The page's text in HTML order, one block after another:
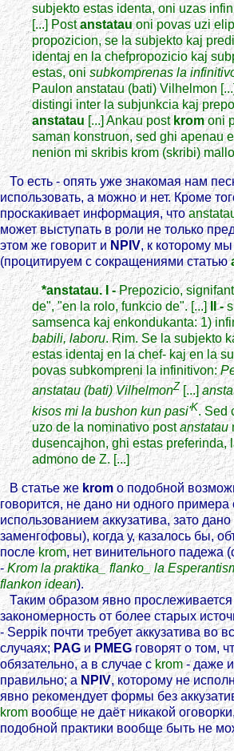
subjekto estas identa, oni uzas
[...] Postanstatauoni povas uzi
propozicion, se la subjekto kaj
identaj en la chefpropozicio kaj
estas, oni subkomprenas la
Paulon anstatau (bati) Vilhelmon
distingi inter la subjunkcia kaj
anstatau[...] Ankau post kromoni
saman konstruon, sed ghi apenau
nenion mi skribis krom (skribi)
То есть - опять уже знакомая нам
использовать, а можно и нет. Кроме
проскакивает информация, что
может выступать в роли не только
этом же говорит иNPIV, к которому
(процитируем с сокращениями статью
*anstatau. I -Prepozicio,
de", "en la rolo, funkcio de". [...]II -
samsenca kaj enkondukanta: 1)
babili, laboru. Rim. Se la subjekto
estas identaj en la chef- kaj en la
povas subkompreni la infinitivon:
anstatau (bati) VilhelmonZ [...]
kisos mi la bushon kun pasi'K. Sed
uzo de la nominativo postanstatau
dusencajhon, ghi estas preferinda,
admono de Z. [...]
В статье же krom о подобной
говорится, не дано ни одного
использованием аккузатива, зато
заменгофовы), когда у, казалось бы,
послеkrom, нет винительного падежа
-Krom la praktika_ flanko_ la
flankon idean).
Таким образом явно
закономерность от более старых
- Seppik почти требует аккузатива во
случаях;PAGи PMEGговорят о том,
обязательно, а в случае сkrom- даже
правильно; а NPIV, которому не
явно рекомендует формы без
kromвообще не даёт никакой
подобной практики вообще быть не